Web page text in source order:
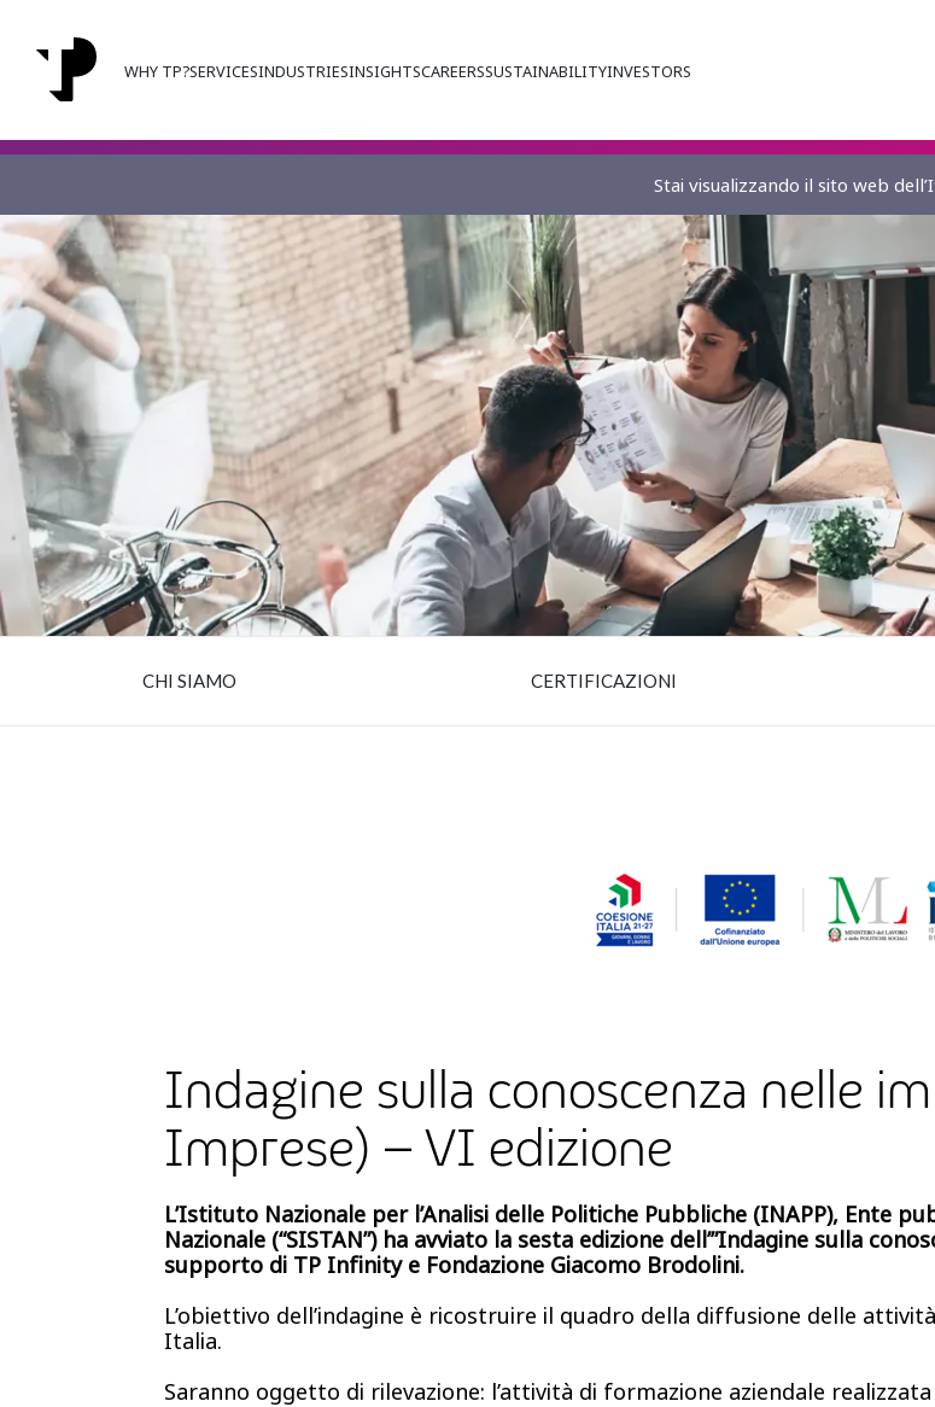
WHY TP?SERVICESINDUSTRIESINSIGHTSCAREERSSUSTAINABILITYINVESTORS
Stai visualizzando il sito web
CHI SIAMO CERTIFICAZIONI
Indagine sulla conoscenza nelle
Imprese) – VI edizione
L’Istituto Nazionale per l’Analisi delle Politiche Pubbliche (INAPP), Ente
Nazionale (“SISTAN”) ha avviato la sesta edizione dell’”Indagine sulla
supporto di TP Infinity e Fondazione Giacomo Brodolini.
L’obiettivo dell’indagine è ricostruire il quadro della diffusione delle
Italia.
Saranno oggetto di rilevazione: l’attività di formazione aziendale